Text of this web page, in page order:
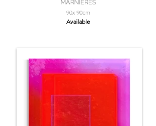
MARNIÈRES
90x 90cm
Available